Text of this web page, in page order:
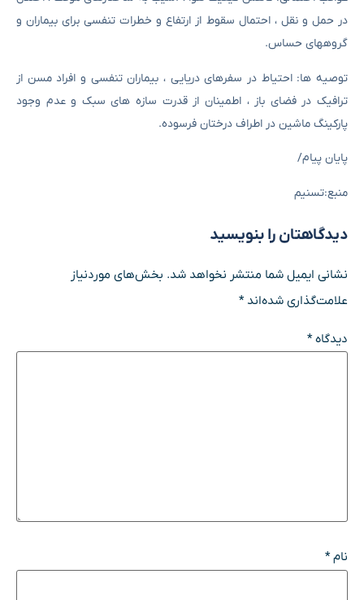
در حمل و نقل ، احتمال سقوط از ارتفاع و خطرات تنفسی برای بیماران و
گروههای حساس.
توصیه ها: احتیاط در سفرهای دریایی ، بیماران تنفسی و افراد مسن از
ترافیک در فضای باز ، اطمینان از قدرت سازه های سبک و عدم وجود
پارکینگ ماشین در اطراف درختان فرسوده.
پایان پیام/
منبع:تسنیم
دیدگاهتان را بنویسید
نشانی ایمیل شما منتشر نخواهد شد. بخش‌های موردنیاز
علامت‌گذاری شده‌اند*
دیدگاه*
نام*